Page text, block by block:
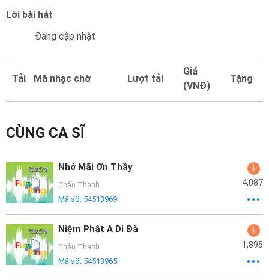
Nghệ
Mại
Dẫn
Funring
Doanh
Nghiệp
Lời bài hát
Đang cập nhật
Tải Mã nhạc chờ Lượt tải
Giá
(VNĐ)
Tặng
CÙNG CA SĨ
Nhớ Mãi Ơn Thầy
Châu Thanh
Mã số: 54513969
4,087
Niệm Phật A Di Đà
Châu Thanh
Mã số: 54513965
1,895